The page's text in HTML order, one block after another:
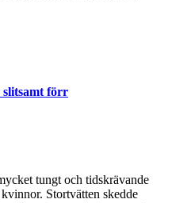
förr
tungt och tidskrävande
Stortvätten skedde